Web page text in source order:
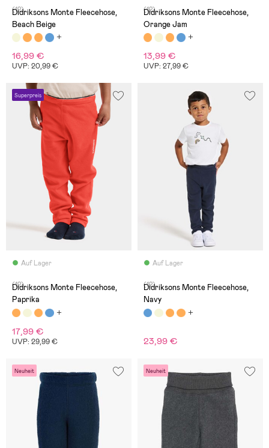
(12)
Didriksons Monte Fleecehose,
Beach Beige
16,99 €
UVP: 20,99 €
(12)
Didriksons Monte Fleecehose,
Orange Jam
13,99 €
UVP: 27,99 €
Superpreis
Auf Lager
(12)
Didriksons Monte Fleecehose,
Paprika
17,99 €
UVP: 29,99 €
Auf Lager
(12)
Didriksons Monte Fleecehose,
Navy
23,99 €
Neuheit Neuheit